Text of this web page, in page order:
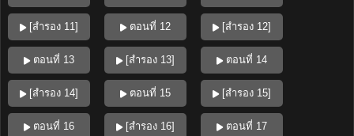
[สำรอง 11] ตอนที่ 12 [สำรอง 12]
ตอนที่ 13 [สำรอง 13] ตอนที่ 14
[สำรอง 14] ตอนที่ 15 [สำรอง 15]
ตอนที่ 16 [สำรอง 16] ตอนที่ 17